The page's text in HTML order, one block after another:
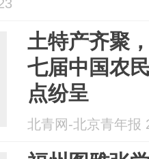
土特产齐聚
七届中国农
点纷呈
北青网-北京青年报